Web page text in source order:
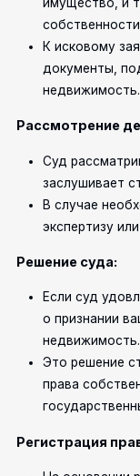
К исковому
документы,
недвижимость.
Рассмотрение
Суд
заслушивает
В случае
экспертизу
Решение суда:
Если суд
о признании
недвижимость.
Это решение
права
Регистрация